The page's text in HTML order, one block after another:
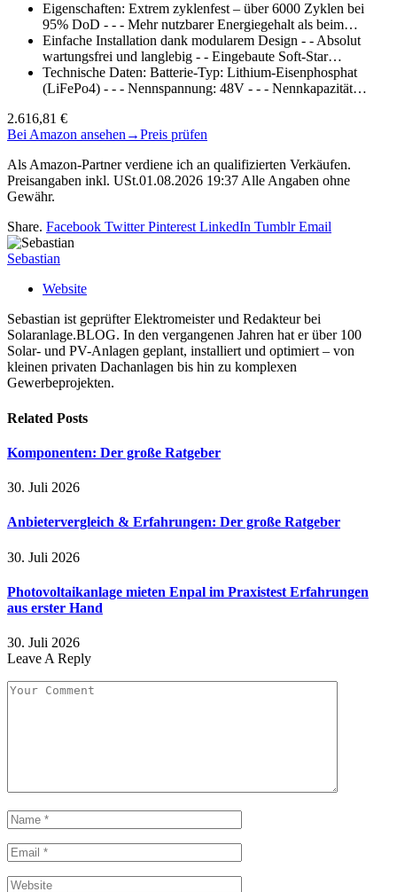
Eigenschaften: Extrem zyklenfest – über 6000 Zyklen bei
95% DoD - - - Mehr nutzbarer Energiegehalt als beim…
Einfache Installation dank modularem Design - - Absolut
wartungsfrei und langlebig - - Eingebaute Soft-Star…
Technische Daten: Batterie-Typ: Lithium-Eisenphosphat
(LiFePo4) - - - Nennspannung: 48V - - - Nennkapazität…
2.616,81 €
Bei Amazon ansehen →Preis prüfen
Als Amazon-Partner verdiene ich an qualifizierten Verkäufen.
Preisangaben inkl. USt.01.08.2026 19:37 Alle Angaben ohne
Gewähr.
Share. Facebook Twitter Pinterest LinkedIn Tumblr Email
Sebastian
Website
Sebastian ist geprüfter Elektromeister und Redakteur bei
Solaranlage.BLOG. In den vergangenen Jahren hat er über 100
Solar- und PV-Anlagen geplant, installiert und optimiert – von
kleinen privaten Dachanlagen bis hin zu komplexen
Gewerbeprojekten.
Related Posts
Komponenten: Der große Ratgeber
30. Juli 2026
Anbietervergleich & Erfahrungen: Der große Ratgeber
30. Juli 2026
Photovoltaikanlage mieten Enpal im Praxistest Erfahrungen
aus erster Hand
30. Juli 2026
Leave A Reply